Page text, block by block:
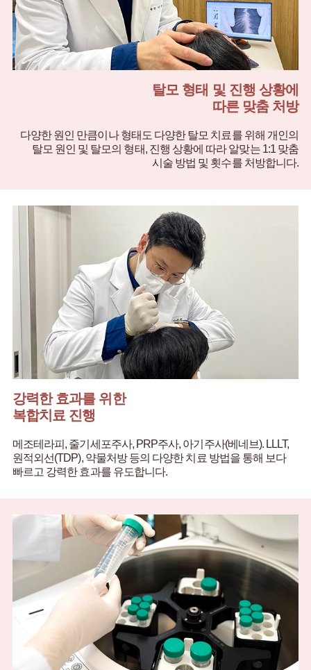
탈모 형태 및 진행 상황에
따른 맞춤 처방
다양한 원인 만큼이나 형태도 다양한 탈모 치료를 위해 개인의
탈모 원인 및 탈모의 형태, 진행 상황에 따라알맞는 1:1 맞춤
시술 방법 및 횟수를 처방합니다.
강력한 효과를 위한
복합치료 진행
메조테라피, 줄기세포주사, PRP주사, 아기주사(베네브). LLLT,
원적외선(TDP), 약물처방 등의 다양한 치료 방법을 통해 보다
빠르고 강력한 효과를 유도합니다.